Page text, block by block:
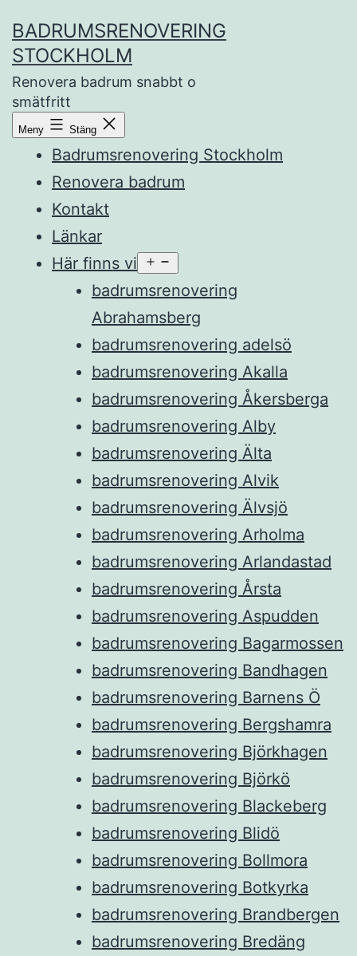
till
innehåll
BADRUMSRENOVERING
STOCKHOLM
Renovera badrum snabbt o
smätfritt
Meny Stäng
Badrumsrenovering Stockholm
Renovera badrum
Kontakt
Länkar
Här finns vi
meny
badrumsrenovering
Abrahamsberg
badrumsrenovering adelsö
badrumsrenovering Akalla
badrumsrenovering Åkersberga
badrumsrenovering Alby
badrumsrenovering Älta
badrumsrenovering Alvik
badrumsrenovering Älvsjö
badrumsrenovering Arholma
badrumsrenovering Arlandastad
badrumsrenovering Årsta
badrumsrenovering Aspudden
badrumsrenovering Bagarmossen
badrumsrenovering Bandhagen
badrumsrenovering Barnens Ö
badrumsrenovering Bergshamra
badrumsrenovering Björkhagen
badrumsrenovering Björkö
badrumsrenovering Blackeberg
badrumsrenovering Blidö
badrumsrenovering Bollmora
badrumsrenovering Botkyrka
badrumsrenovering Brandbergen
badrumsrenovering Bredäng